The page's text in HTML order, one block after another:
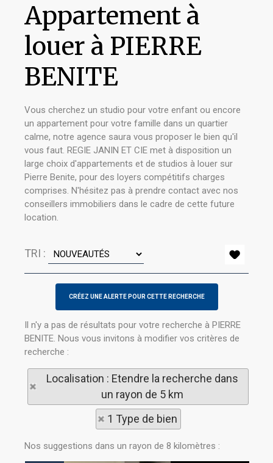
Appartement à
louer à PIERRE
BENITE
Vous cherchez un studio pour votre enfant ou encore
un appartement pour votre famille dans un quartier
calme, notre agence saura vous proposer le bien qu'il
vous faut. REGIE JANIN ET CIE met à disposition un
large choix d'appartements et de studios à louer sur
Pierre Benite, pour des loyers compétitifs charges
comprises. N'hésitez pas à prendre contact avec nos
conseillers immobiliers dans le cadre de cette future
location.
TRI :
Il n'y a pas de résultats pour votre recherche à PIERRE
BENITE. Nous vous invitons à modifier vos critères de
recherche :
Localisation : Etendre la recherche dans
un rayon de 5 km
1 Type de bien
Nos suggestions dans un rayon de 8 kilomètres :